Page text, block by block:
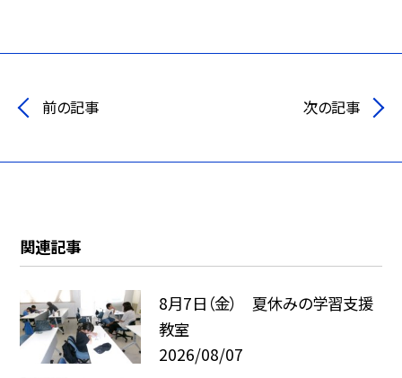
前の記事 次の記事
関連記事
8月7日（金） 夏休みの学習支援
教室
2026/08/07